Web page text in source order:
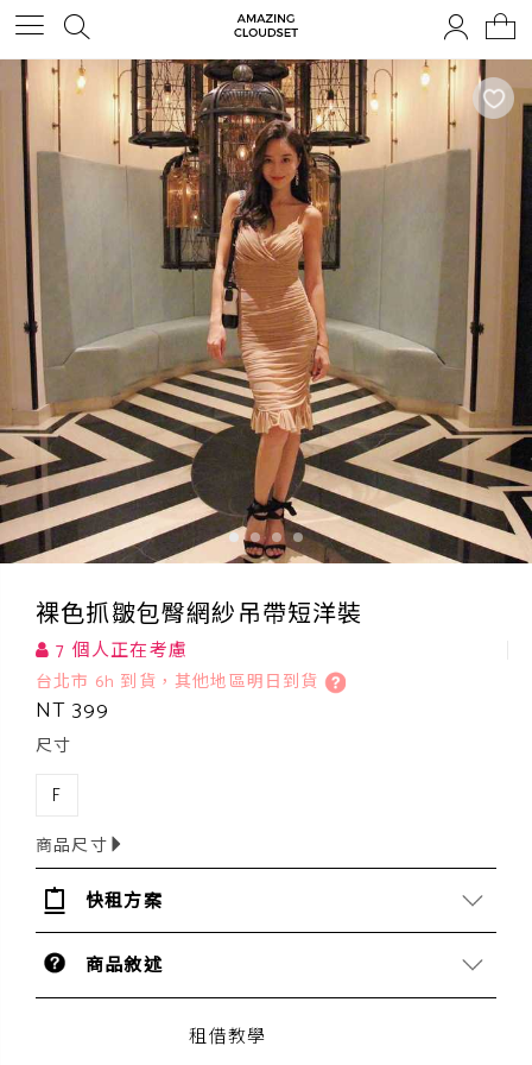
裸色抓皺包臀網紗吊帶短洋裝
7 個人正在考慮
台北市 6h 到貨，其他地區明日到貨
NT 399
尺寸
F
商品尺寸
快租方案
商品敘述
租借教學